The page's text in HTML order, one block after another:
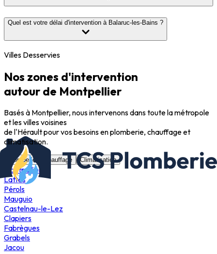
Quel est votre délai d'intervention à Balaruc-les-Bains ?
Villes Desservies
Nos zones d'intervention
autour de Montpellier
Basés à Montpellier, nous intervenons dans toute la métropole
et les villes voisines
de l'Hérault pour vos besoins en plomberie, chauffage et
climatisation.
Plomberie Chauffage Climatisation
Montpellier
Lattes
Pérols
Mauguio
Castelnau-le-Lez
Clapiers
Fabrègues
Grabels
Jacou